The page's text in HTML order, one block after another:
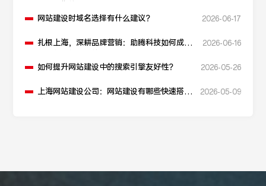
网站建设时域名选择有什么建议？ 2026-06-17
扎根上海，深耕品牌营销：助腾科技如何成为
2026-06-16
如何提升网站建设中的搜索引擎友好性？ 2026-05-26
上海网站建设公司：网站建设有哪些快速搭建
2026-05-09